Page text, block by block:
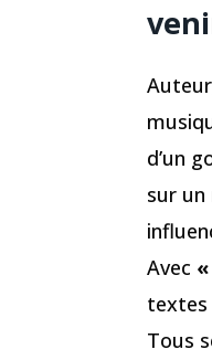
d’un
sur
Avec
textes
Tous